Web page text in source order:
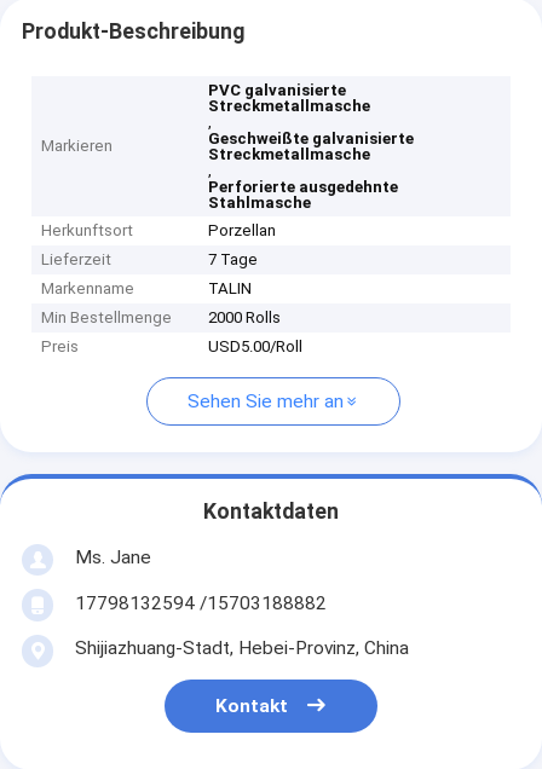
Produkt-Beschreibung
Markieren
PVC galvanisierte
Streckmetallmasche
,
Geschweißte galvanisierte
Streckmetallmasche
,
Perforierte ausgedehnte
Stahlmasche
Herkunftsort
Porzellan
Lieferzeit
7 Tage
Markenname
TALIN
Min Bestellmenge
2000 Rolls
Preis
USD5.00/Roll
Sehen Sie mehr an
Kontaktdaten
Ms. Jane
17798132594 /15703188882
Shijiazhuang-Stadt, Hebei-Provinz, China
Kontakt